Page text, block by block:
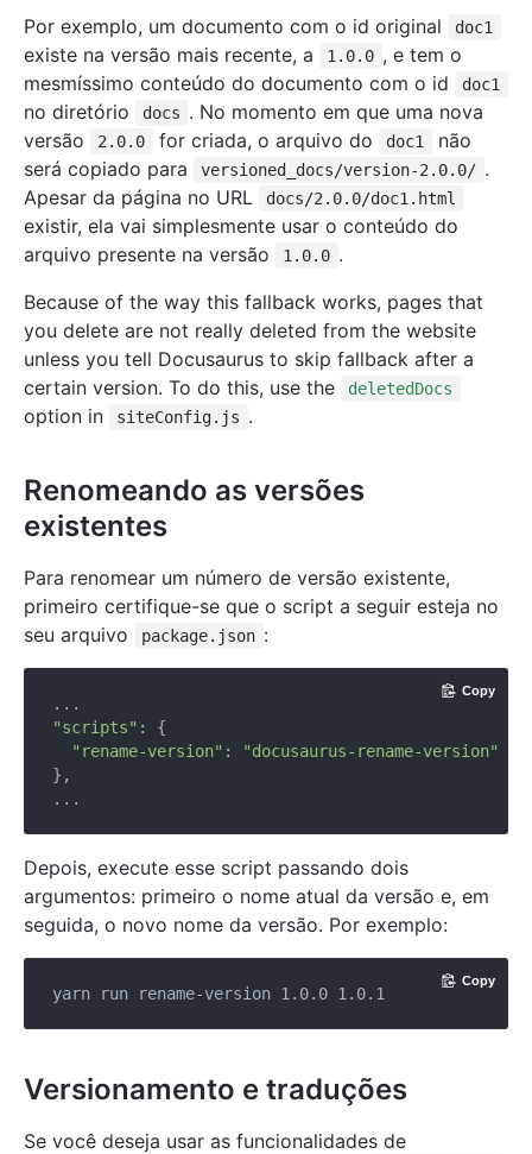
Por exemplo, um documento com o id original
doc1
existe na versão mais recente, a 1.0.0 , e tem o
mesmíssimo conteúdo do documento com o id
doc1
no diretório docs . No momento em que uma nova
versão
2.0.0 for criada, o arquivo do doc1
não
será copiado para
versioned_docs/version-2.0.0/ .
Apesar da página no URL
docs/2.0.0/doc1.html
existir, ela vai simplesmente usar o conteúdo do
arquivo presente na versão
1.0.0 .
Because of the way this fallback works, pages that
you delete are not really deleted from the website
unless you tell Docusaurus to skip fallback after a
certain version. To do this, use the
deletedDocs
option in siteConfig.js .
Renomeando as versões
existentes
Para renomear um número de versão existente,
primeiro certifique-se que o script a seguir esteja no
seu arquivo
package.json :
"scripts" : {
"rename-version" :
"docusaurus-rename-version"
},
Copy
Depois, execute esse script passando dois
argumentos: primeiro o nome atual da versão e, em
seguida, o novo nome da versão. Por exemplo:
Copy
Versionamento e traduções
Se você deseja usar as funcionalidades de